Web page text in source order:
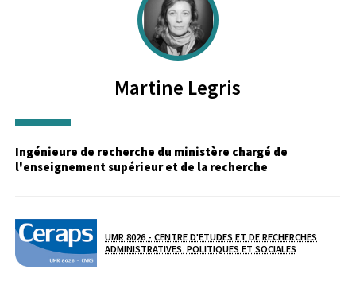
Martine Legris
Ingénieure de recherche du ministère chargé de
l'enseignement supérieur et de la recherche
Laboratoire / équipe
UMR 8026 - CENTRE D'ETUDES ET DE RECHERCHES
ADMINISTRATIVES, POLITIQUES ET SOCIALES